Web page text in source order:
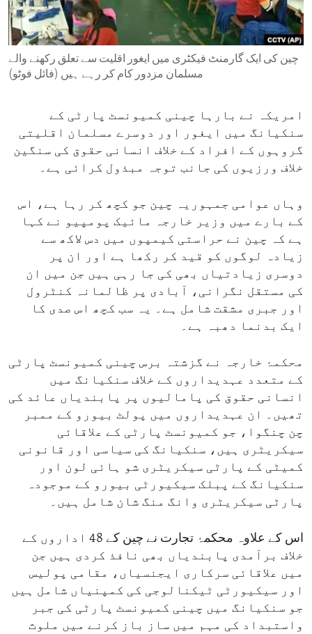
ENVIRONMENT AND HEALTH
IDEALS AND INSTITUTIONS
چین کی ایک گارمنٹ فیکٹری میں ایغور اقلیت سے تعلق رکھنے والے
مسلمان مزدور کام کر رہے ہیں (فائل فوٹو)
امریکہ نے بارہا چینی کمیونسٹ پارٹی کے
سنکیانگ میں ایغور اور دوسرے مسلمان اقلیتی
گروہوں کے افراد کے خلاف انسانی حقوق کی سنگین
خلاف ورزیوں کی جانب توجہ مبذول کرائی ہے۔
وہاں عوامی جمہوریہ چین جو کچھ کر رہا ہے، اس
کے بارے میں وزیر خارجہ مائیک پومپیو نے کہا
ہے کہ چین نے حراستی کیمپوں میں دس لاکھ سے
زیادہ لوگوں کو قید کر رکھا ہے اور ان پر
دوسری زیادتیاں بھی کی جا رہی ہیں جن میں ان
کی مستقل نگرانی، آبادی پر ظالمانہ کنٹرول
اور جبری مشقت شامل ہے۔ یہ سب کچھ اس صدی کا
ایک بدنما دھبہ ہے۔
محکمۂ خارجہ نے گزشتہ برس چینی کمیونسٹ پارٹی
کے متعدد عہدیداروں کے خلاف سنکیانگ میں
انسانی حقوق کی پامالیوں پر پابندیاں عائد کی
تھیں۔ ان عہدیداروں میں پولٹ بیورو کے ممبر
چن چنگوا، جو کمیونسٹ پارٹی کے علاقائی
سیکریٹری ہیں، سنکیانگ کی سیاسی اور قانونی
کمیٹی کے پارٹی سیکریٹری شو ہائی لون اور
سنکیانگ کے پبلک سیکیورٹی بیورو کے موجودہ
پارٹی سیکریٹری وانگ منگ شان شامل ہیں۔
اس کے علاوہ محکمۂ تجارت نے چین کے 48 اداروں کے
خلاف برآمدی پابندیاں بھی نافذ کردی ہیں جن
میں علاقائی سرکاری ایجنسیاں، مقامی پولیس
اور سیکیورٹی ٹیکنالوجی کی کمپنیاں شامل ہیں
جو سنکیانگ میں چینی کمیونسٹ پارٹی کی جبر
واستبداد کی مہم میں ساز باز کرنے میں ملوث